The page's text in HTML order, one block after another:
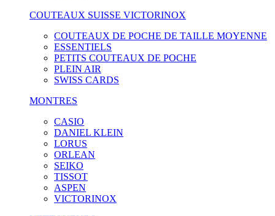
COUTEAUX SUISSE VICTORINOX
COUTEAUX DE POCHE DE TAILLE MOYENNE
ESSENTIELS
PETITS COUTEAUX DE POCHE
PLEIN AIR
SWISS CARDS
MONTRES
CASIO
DANIEL KLEIN
LORUS
ORLEAN
SEIKO
TISSOT
ASPEN
VICTORINOX